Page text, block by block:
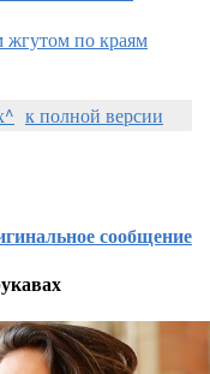
по краям
к полной версии
сообщение